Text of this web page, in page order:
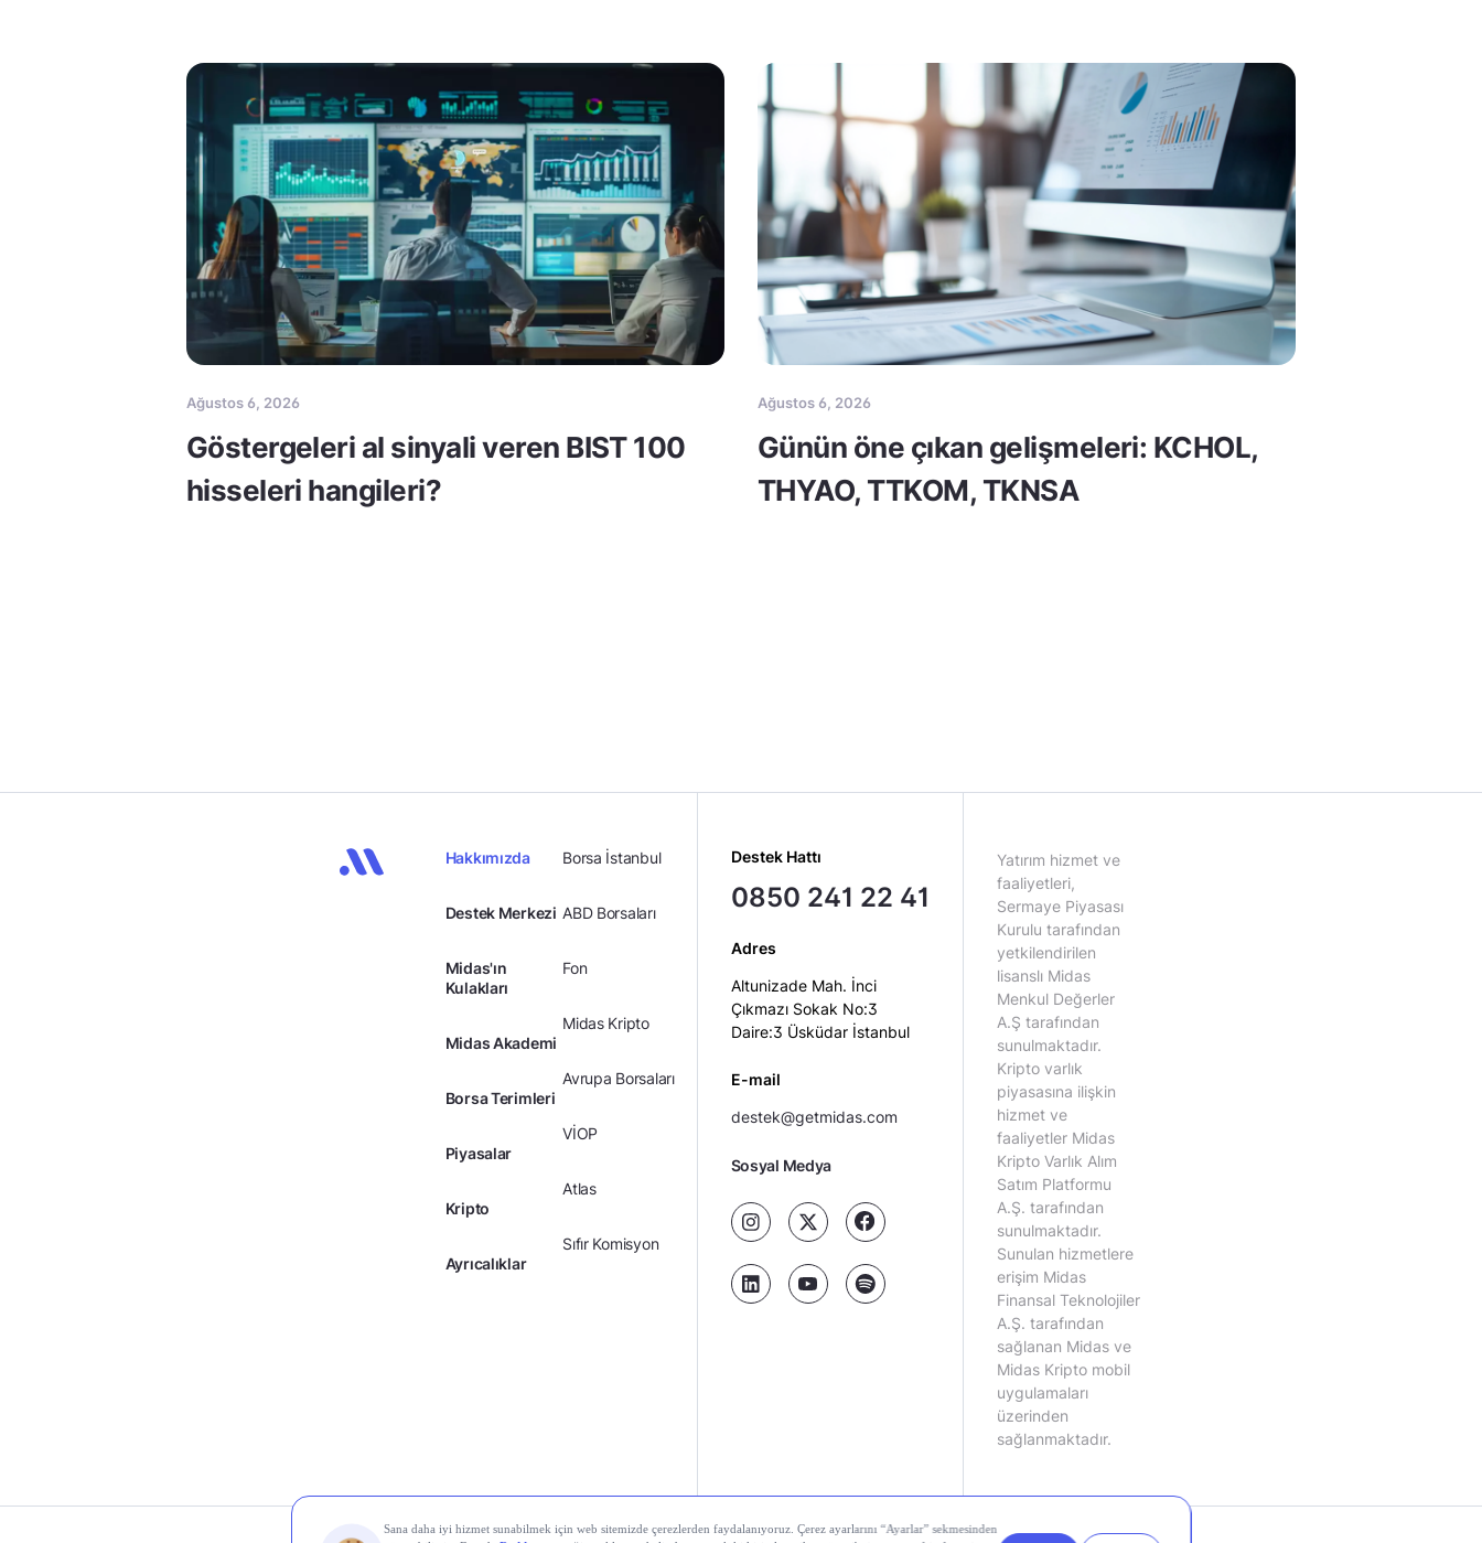
Ağustos 6, 2026
Göstergeleri al sinyali veren BIST 100
hisseleri hangileri?
Ağustos 6, 2026
Günün öne çıkan gelişmeleri: KCHOL,
THYAO, TTKOM, TKNSA
Hakkımızda
Destek Merkezi
Midas'ın
Kulakları
Midas Akademi
Borsa Terimleri
Piyasalar
Kripto
Ayrıcalıklar
Borsa İstanbul
ABD Borsaları
Fon
Midas Kripto
Avrupa Borsaları
VİOP
Atlas
Sıfır Komisyon
Destek Hattı
0850 241 22 41
Adres
Altunizade Mah. İnci
Çıkmazı Sokak No:3
Daire:3 Üsküdar İstanbul
E-mail
destek@getmidas.com
Sosyal Medya
Yatırım hizmet ve
faaliyetleri,
Sermaye Piyasası
Kurulu tarafından
yetkilendirilen
lisanslı Midas
Menkul Değerler
A.Ş tarafından
sunulmaktadır.
Kripto varlık
piyasasına ilişkin
hizmet ve
faaliyetler Midas
Kripto Varlık Alım
Satım Platformu
A.Ş. tarafından
sunulmaktadır.
Sunulan hizmetlere
erişim Midas
Finansal Teknolojiler
A.Ş. tarafından
sağlanan Midas ve
Midas Kripto mobil
uygulamaları
üzerinden
sağlanmaktadır.